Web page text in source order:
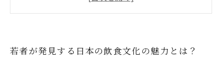
持される理由
若者が発見する日本の飲食文化の魅力とは？